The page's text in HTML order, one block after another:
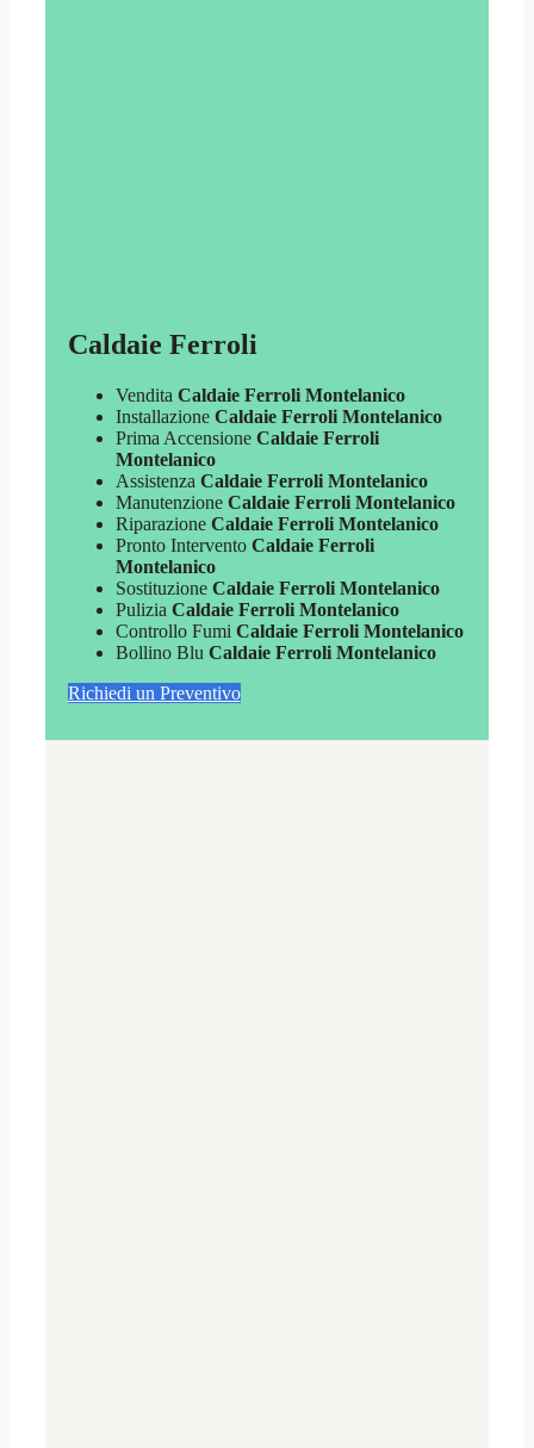
Caldaie Ferroli
Vendita Caldaie Ferroli Montelanico
Installazione Caldaie Ferroli Montelanico
Prima Accensione Caldaie Ferroli
Montelanico
Assistenza Caldaie Ferroli Montelanico
Manutenzione Caldaie Ferroli Montelanico
Riparazione Caldaie Ferroli Montelanico
Pronto Intervento Caldaie Ferroli
Montelanico
Sostituzione Caldaie Ferroli Montelanico
Pulizia Caldaie Ferroli Montelanico
Controllo Fumi Caldaie Ferroli Montelanico
Bollino Blu Caldaie Ferroli Montelanico
Richiedi un Preventivo